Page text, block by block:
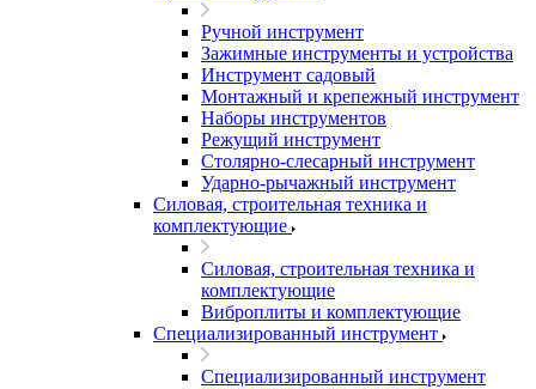
Ручной инструмент
Зажимные инструменты и устройства
Инструмент садовый
Монтажный и крепежный инструмент
Наборы инструментов
Режущий инструмент
Столярно-слесарный инструмент
Ударно-рычажный инструмент
Силовая, строительная техника и
комплектующие
Силовая, строительная техника и
комплектующие
Виброплиты и комплектующие
Специализированный инструмент
Специализированный инструмент